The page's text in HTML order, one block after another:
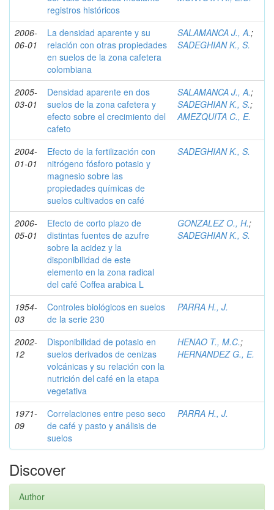
registros históricos
2006-
06-01
La densidad aparente y su
relación con otras propiedades
en suelos de la zona cafetera
colombiana
SALAMANCA J., A.;
SADEGHIAN K., S.
2005-
03-01
Densidad aparente en dos
suelos de la zona cafetera y
efecto sobre el crecimiento del
cafeto
SALAMANCA J., A.;
SADEGHIAN K., S.;
AMEZQUITA C., E.
2004-
01-01
Efecto de la fertilización con
nitrógeno fósforo potasio y
magnesio sobre las
propiedades químicas de
suelos cultivados en café
SADEGHIAN K., S.
2006-
05-01
Efecto de corto plazo de
distintas fuentes de azufre
sobre la acidez y la
disponibilidad de este
elemento en la zona radical
del café Coffea arabica L
GONZALEZ O., H.;
SADEGHIAN K., S.
1954-
03
Controles biológicos en suelos
de la serie 230
PARRA H., J.
2002-
12
Disponibilidad de potasio en
suelos derivados de cenizas
volcánicas y su relación con la
nutrición del café en la etapa
vegetativa
HENAO T., M.C.;
HERNANDEZ G., E.
1971-
09
Correlaciones entre peso seco
de café y pasto y análisis de
suelos
PARRA H., J.
Discover
Author